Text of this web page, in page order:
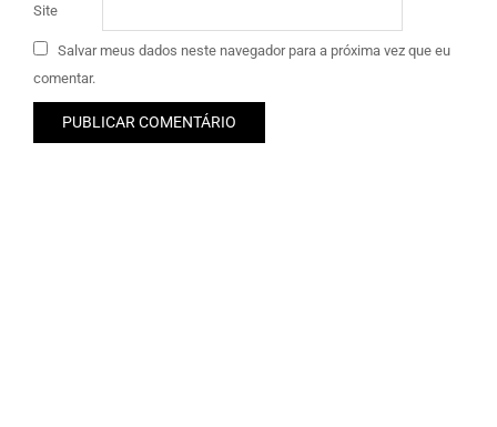
Site
Salvar meus dados neste navegador para a próxima vez que eu
comentar.